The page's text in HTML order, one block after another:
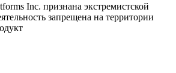
Inc. признана экстремистской
запрещена на территории